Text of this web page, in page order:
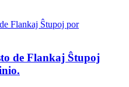
de Flankaj Ŝtupoj